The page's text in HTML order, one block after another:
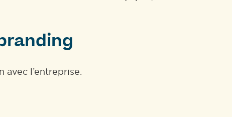
avec l’entreprise.